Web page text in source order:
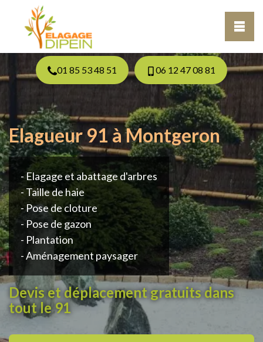
01 85 53 48 51 06 12 47 08 81
Elagueur 91 à Montgeron
- Elagage et abattage d'arbres
- Taille de haie
- Pose de cloture
- Pose de gazon
- Plantation
- Aménagement paysager
Devis et déplacement gratuits dans
tout le 91